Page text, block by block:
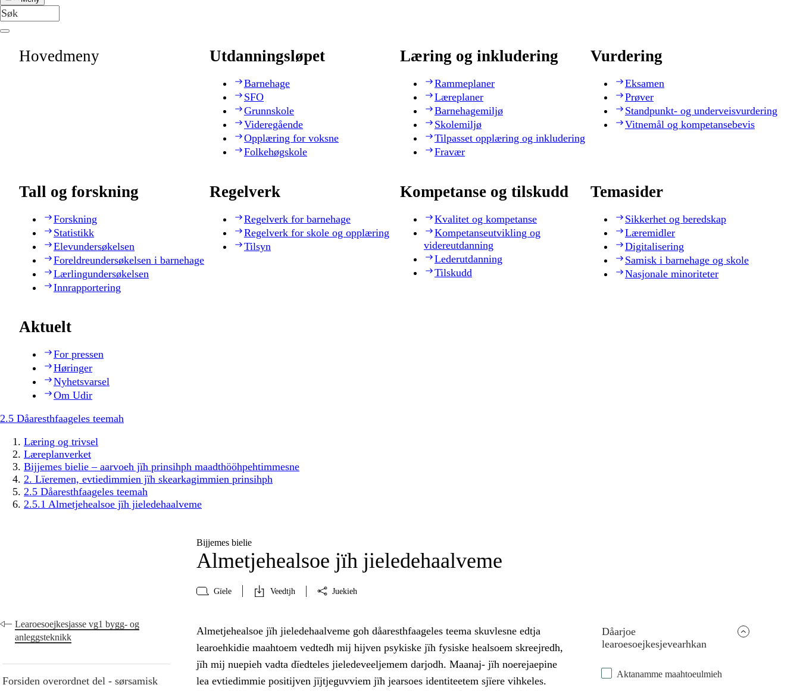
Hovedmeny Utdanningsløpet
Barnehage
SFO
Grunnskole
Videregående
Opplæring for voksne
Folkehøgskole
Læring og inkludering
Rammeplaner
Læreplaner
Barnehagemiljø
Skolemiljø
Tilpasset opplæring og inkludering
Fravær
Vurdering
Eksamen
Prøver
Standpunkt- og underveisvurdering
Vitnemål og kompetansebevis
Tall og forskning
Forskning
Statistikk
Elevundersøkelsen
Foreldreundersøkelsen i barnehage
Lærlingundersøkelsen
Innrapportering
Regelverk
Regelverk for barnehage
Regelverk for skole og opplæring
Tilsyn
Kompetanse og tilskudd
Kvalitet og kompetanse
Kompetanseutvikling og
videreutdanning
Lederutdanning
Tilskudd
Temasider
Sikkerhet og beredskap
Læremidler
Digitalisering
Samisk i barnehage og skole
Nasjonale minoriteter
Aktuelt
For pressen
Høringer
Nyhetsvarsel
Om Udir
2.5 Dåaresthfaageles teemah
Læring og trivsel
Læreplanverket
Bijjemes bielie – aarvoeh jïh prinsihph maadthööhpehtimmesne
2. Lïeremen, evtiedimmien jïh skearkagimmien prinsihph
2.5 Dåaresthfaageles teemah
2.5.1 Almetjehealsoe jïh jieledehaalveme
Bijjemes bielie
Almetjehealsoe jïh jieledehaalveme
Gïele Veedtjh Juekieh
Learoesoejkesjasse vg1 bygg- og
anleggsteknikk
Forsiden overordnet del - sørsamisk
Dåarjoe
learoesoejkesjevearhkan
Aktanamme maahtoeulmieh
Almetjehealsoe jïh jieledehaalveme goh dåaresthfaageles teema skuvlesne edtja
learoehkidie maahtoem vedtedh mij hijven psykiske jïh fysiske healsoem skreejredh,
jïh mij nuepieh vadta dïedteles jieledeveeljemem darjodh. Maanaj- jïh noerejaepine
lea evtiedimmie positijven jïjtjeguvviem jïh jearsoes identiteetem sjïere vihkeles.